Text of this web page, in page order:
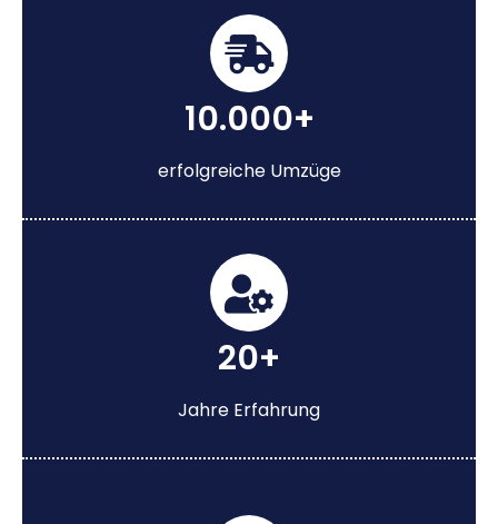
10.000+
erfolgreiche Umzüge
20+
Jahre Erfahrung